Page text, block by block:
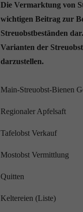
Die Vermarktung von
wichtigen Beitrag zur
Streuobstbeständen
Varianten der
darzustellen.
Main-Streuobst-Bienen
Regionaler Apfelsaft
Tafelobst Verkauf
Mostobst Vermittlung
Quitten
Keltereien (Liste)